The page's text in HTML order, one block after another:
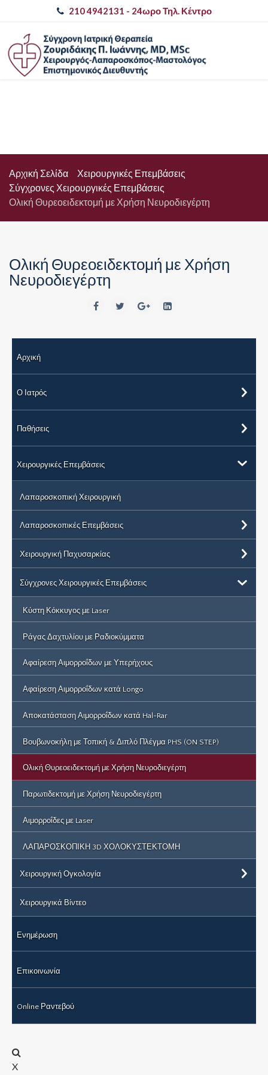
210 4942131 - 24ωρο Τηλ. Κέντρο
Αρχική Σελίδα
Χειρουργικές Επεμβάσεις
Σύγχρονες Χειρουργικές Επεμβάσεις
Ολική Θυρεοειδεκτομή με Χρήση Νευροδιεγέρτη
Ολική Θυρεοειδεκτομή με Χρήση
Νευροδιεγέρτη
Αρχική
Ο Ιατρός
Παθήσεις
Χειρουργικές Επεμβάσεις
Λαπαροσκοπική Χειρουργική
Λαπαροσκοπικές Επεμβάσεις
Χειρουργική Παχυσαρκίας
Σύγχρονες Χειρουργικές Επεμβάσεις
Κύστη Κόκκυγος με Laser
Ράγας Δαχτυλίου με Ραδιοκύμματα
Αφαίρεση Αιμορροΐδων με Υπερήχους
Αφαίρεση Αιμορροΐδων κατά Longo
Αποκατάσταση Αιμορροΐδων κατά Hal-Rar
Βουβωνοκήλη με Τοπική & Διπλό Πλέγμα PHS (ON STEP)
Ολική Θυρεοειδεκτομή με Χρήση Νευροδιεγέρτη
Παρωτιδεκτομή με Χρήση Νευροδιεγέρτη
Αιμορροΐδες με Laser
ΛΑΠΑΡΟΣΚΟΠΙΚΗ 3D ΧΟΛΟΚΥΣΤΕΚΤΟΜΗ
Χειρουργική Ογκολογία
Χειρουργικά Βίντεο
Ενημέρωση
Επικοινωνία
Online Ραντεβού
X